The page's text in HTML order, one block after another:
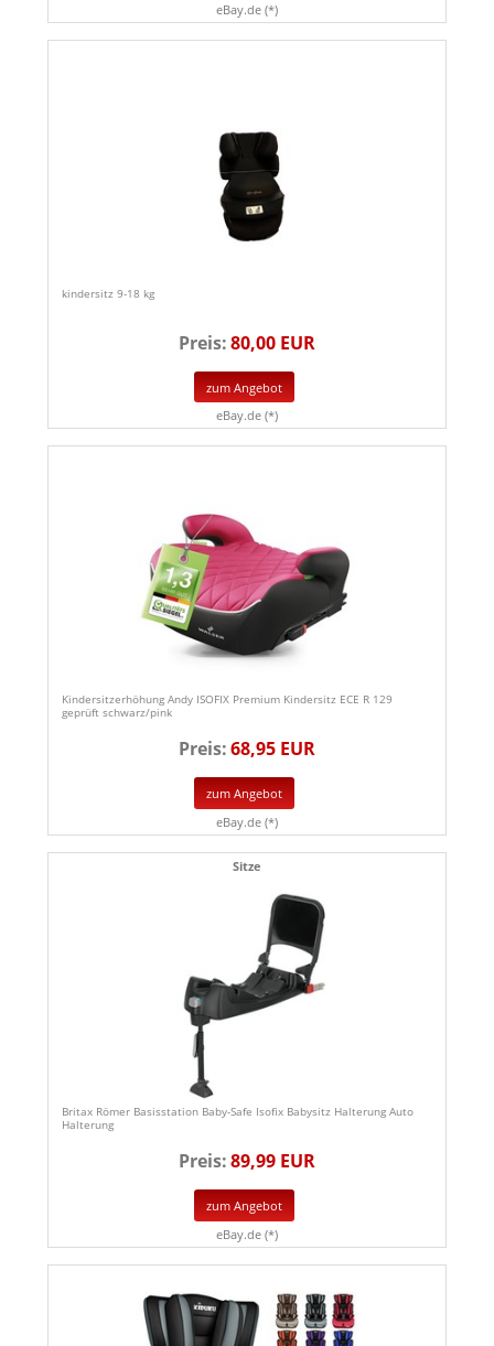
eBay.de (*)
kindersitz 9-18 kg
Preis:80,00 EUR
zum Angebot
eBay.de (*)
Kindersitzerhöhung Andy ISOFIX Premium Kindersitz ECE R 129
geprüft schwarz/pink
Preis:68,95 EUR
zum Angebot
eBay.de (*)
Sitze
Britax Römer Basisstation Baby-Safe Isofix Babysitz Halterung Auto
Halterung
Preis:89,99 EUR
zum Angebot
eBay.de (*)